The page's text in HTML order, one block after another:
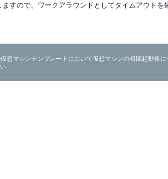
ますので、ワークアラウンドとしてタイムアウトを
想マシンテンプレートにおいて仮想マシンの初回起動後に
グが出力される
トアすると警告が表示される
量が使用されていないように見える
will exceed...」というエラーが出て作成できな
ンが配置されているブロックストレージプールの容量
での通信ができない
まない
が表示される
been used」というエラーがでて起動しない